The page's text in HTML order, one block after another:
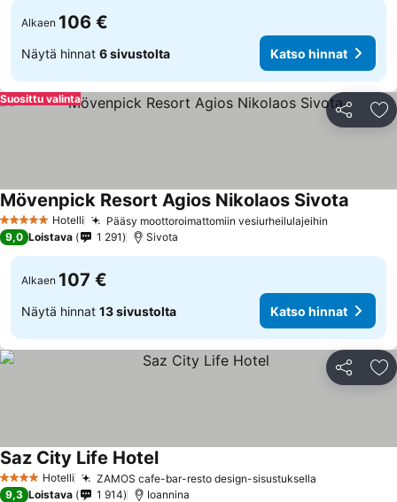
Alkaen 106 €
Näytä hinnat 6 sivustolta Katso hinnat
Jaa
Suosittu valinta
5 Tähtiluokitus
Hotelli Pääsy moottoroimattomiin vesiurheilulajeihin
Mövenpick Resort Agios Nikolaos Sivota
9,0 Loistava 1 291 Sivota
Alkaen 107 €
Näytä hinnat 13 sivustolta Katso hinnat
Jaa
4 Tähtiluokitus
Hotelli ZAMOS cafe-bar-resto design-sisustuksella
Saz City Life HotelKatso hinnat
9,3 Loistava 1 914 Ioannina